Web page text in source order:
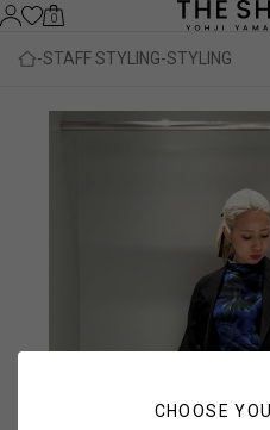
CHOOSE
0
STAFF STYLING STYLING